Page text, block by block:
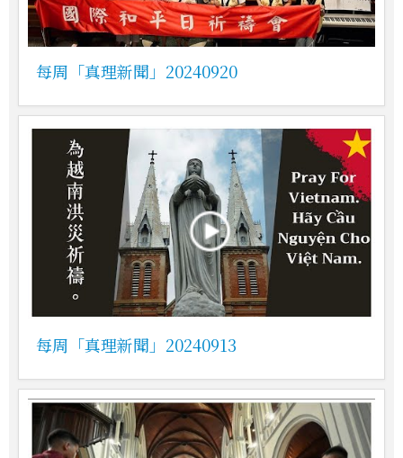
每周「真理新聞」20240920
每周「真理新聞」20240913